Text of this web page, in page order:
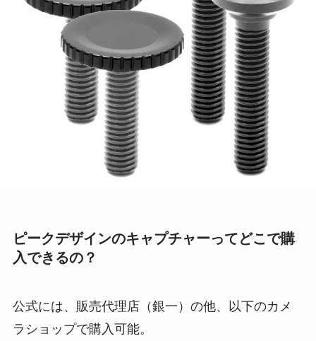
ピークデザインのキャプチャーってどこで購
入できるの？
公式には、販売代理店（銀一）の他、以下のカメ
ラショップで購入可能。